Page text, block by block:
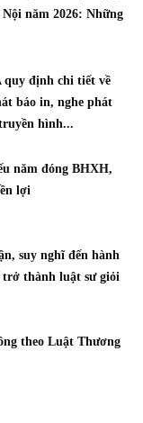
năm 2026: Những
quy định chi tiết về
báo in, nghe phát
hình...
năm đóng BHXH,
lợi
suy nghĩ đến hành
thành luật sư giỏi
theo Luật Thương